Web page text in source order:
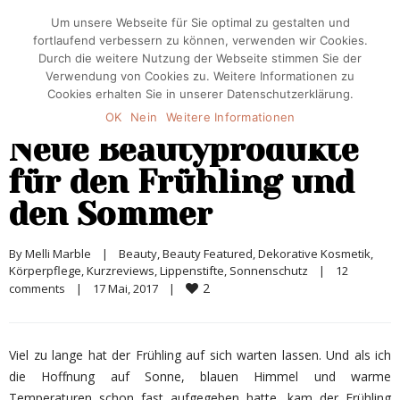
Neue Beautyprodukte
für den Frühling und
den Sommer
By Melli Marble | Beauty, Beauty Featured, Dekorative Kosmetik
Körperpflege, Kurzreviews, Lippenstifte, Sonnenschutz |
12
comments
| 17 Mai, 2017 | 2
Viel zu lange hat der Frühling auf sich warten lassen. Und als ich
die Hoffnung auf Sonne, blauen Himmel und warme
Um unsere Webseite für Sie optimal zu gestalten und
fortlaufend verbessern zu können, verwenden wir Cookies.
Durch die weitere Nutzung der Webseite stimmen Sie der
Verwendung von Cookies zu. Weitere Informationen zu
Cookies erhalten Sie in unserer Datenschutzerklärung.
OK
Nein Weitere Informationen